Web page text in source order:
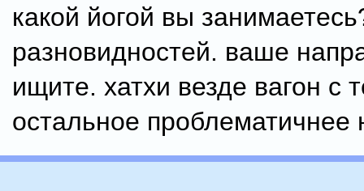
какой йогой вы
разновидностей. ваше
ищите. хатхи везде вагон с
остальное проблематичнее